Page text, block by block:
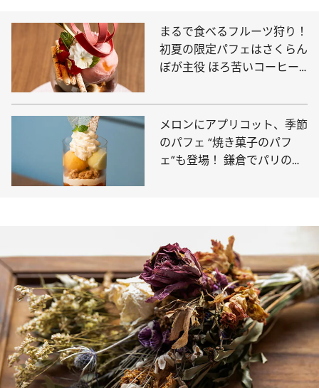
まるで食べるフルーツ狩り！
初夏の限定パフェはさくらん
ぼが主役 ほろ苦いコーヒー
メロンにアプリコット、季節
のパフェ “焼き菓子のパフ
ェ”も登場！ 鎌倉でパリのエ